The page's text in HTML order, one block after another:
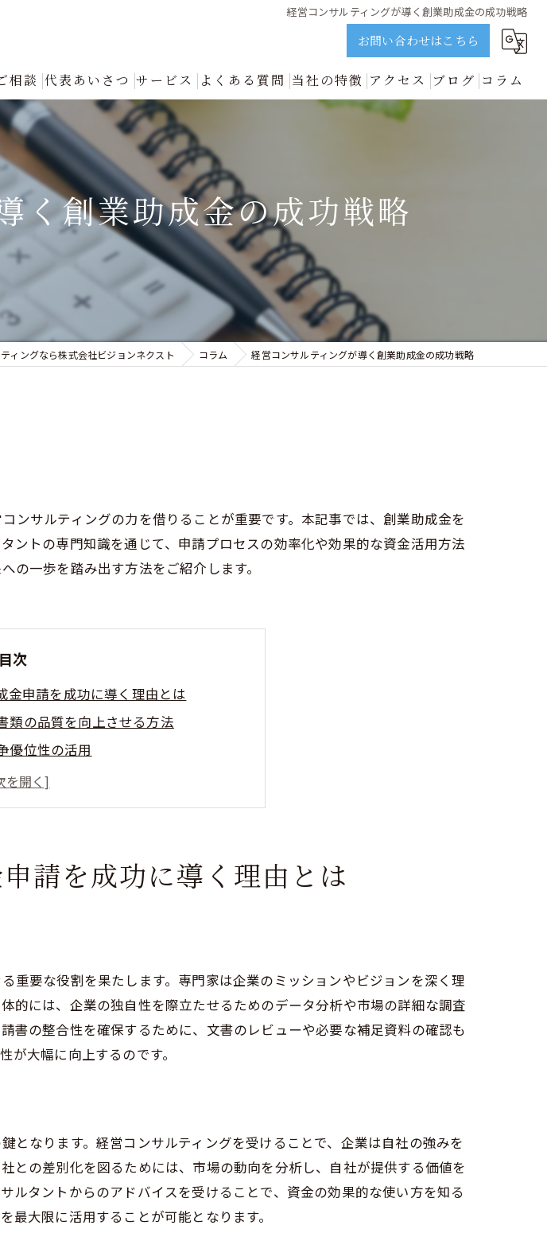
経営コンサルティングが導く創業助成金の成功戦略
お問い合わせはこちら
成功の秘訣｜確実な資金調達をプロが誠実に解説 | ビジョンネクスト
変更）の手続きと進め方｜資金繰り改善のプロが誠実に解説 | ビジョンネクスト
利低減」フル活用支援
相談 代表あいさつ サービス よくある質問 当社の特徴
中小企業
事業再生
アクセス ブログ コラム
く創業助成金の成功戦略
ィングなら株式会社ビジョンネクスト コラム 経営コンサルティングが導く創業助成金の成功戦略
ンサルティングの力を借りることが重要です。本記事では、創業助成金を
ントの専門知識を通じて、申請プロセスの効率化や効果的な資金活用方法
の一歩を踏み出す方法をご紹介します。
目次
金申請を成功に導く理由とは
類の品質を向上させる方法
優位性の活用
析と助成金の効果的活用
めるための実践的アドバイス
効率化する秘訣
ンサルティングの重要性
る具体的なアドバイス
ルとして活用する方法
サルティングの成功事例
の効果的な使い方
助成金活用の新たな可能性
ランニング
ためのステップ
優先事項
を活かした助成金活用
ース管理
請を成功に導く理由とは
重要な役割を果たします。専門家は企業のミッションやビジョンを深く理
的には、企業の独自性を際立たせるためのデータ分析や市場の詳細な調査
書の整合性を確保するために、文書のレビューや必要な補足資料の確認も
大幅に向上するのです。
なります。経営コンサルティングを受けることで、企業は自社の強みを
との差別化を図るためには、市場の動向を分析し、自社が提供する価値を
タントからのアドバイスを受けることで、資金の効果的な使い方を知る
大限に活用することが可能となります。